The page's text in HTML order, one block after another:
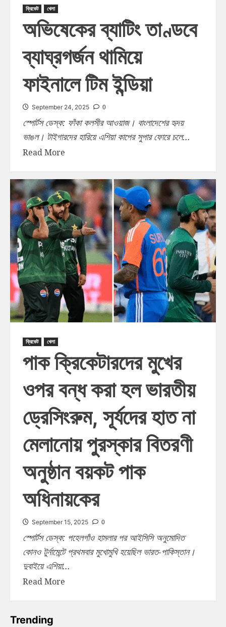
ক্রিকেট খেলা
অভিষেকের ব্যাটিং তাণ্ডবে
ব্যাঘ্রগর্জন থামিয়ে
ফাইনালে টিম ইন্ডিয়া
September 24, 2025 0
স্পোর্টস ডেস্ক: ফাঁকা কলসীর আওয়াজ। বাংলাদেশের হৃদয়
ভাঙল। টাইগারদের হারিয়ে এশিয়া কাপের সুপার ফোরে চলে...
Read More
ক্রিকেট খেলা
পাক ক্রিকেটারদের মুখের
ওপর বন্ধ করা হল ভারতীয়
ড্রেসিংরুম, সূর্যদের হাত না
মেলানোয় পুরস্কার বিতরণী
অনুষ্ঠান বয়কট পাক
অধিনায়কের
September 15, 2025 0
স্পোর্টস ডেস্ক: পহেলগাঁও হামলার পর আইসিসি অনুমোদিত
কোনও টুর্নামেন্টে প্রথমবার মুখোমুখি হয়েছিল ভারত-পাকিস্তান।
দুবাইয়ে এশিয়া...
Read More
Trending